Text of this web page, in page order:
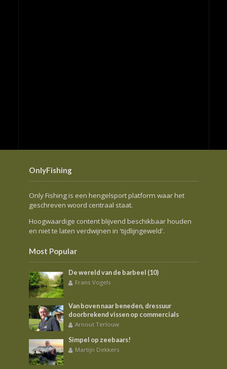
OnlyFishing
Only Fishing is een hengelsport platform waar het
geschreven woord centraal staat.
Hoogwaardige content blijvend beschikbaar houden
en niet te laten verdwijnen in 'tijdlijngeweld'.
Most Popular
De wereld van de barbeel (10)
Frans Vogels
Van boven naar beneden, dressuur
doorbrekend vissen op commercials
Arnout Terlouw
Simpel op zeebaars!
Martijn Dekkers